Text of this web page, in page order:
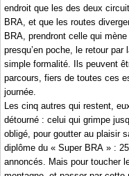
endroit que les des deux
BRA, et que les routes
BRA, prendront celle qui
presqu’en poche, le retour par
simple formalité. Ils peuvent
parcours, fiers de toutes ces
journée.
Les cinq autres qui restent,
détourné : celui qui grimpe
obligé, pour goutter au plaisir
diplôme du « Super BRA » :
annoncés. Mais pour toucher